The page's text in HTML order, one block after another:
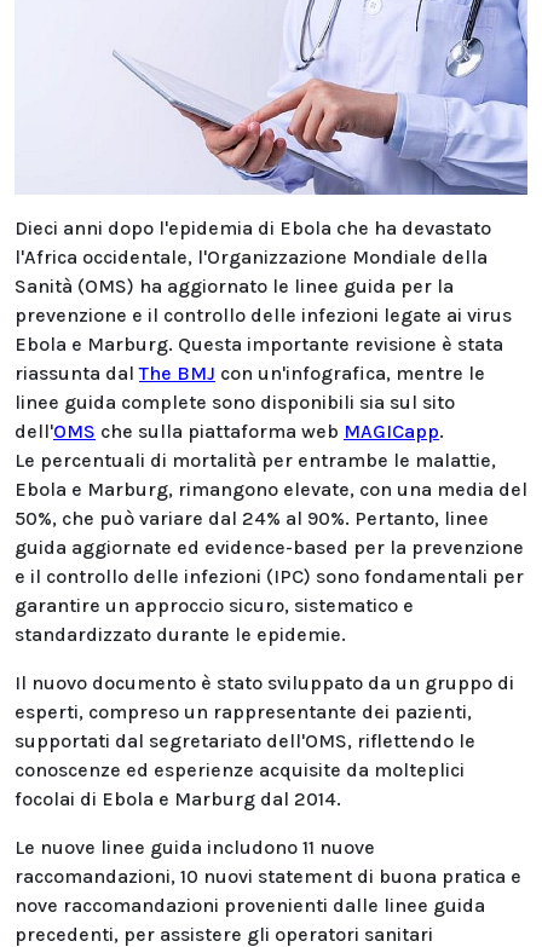
Dieci anni dopo l'epidemia di Ebola che ha devastato
l'Africa occidentale, l'Organizzazione Mondiale della
Sanità (OMS) ha aggiornato le linee guida per la
prevenzione e il controllo delle infezioni legate ai virus
Ebola e Marburg. Questa importante revisione è stata
riassunta dalThe BMJ con un'infografica, mentre le
linee guida complete sono disponibili sia sul sito
dell'OMS che sulla piattaforma web MAGICapp.
Le percentuali di mortalità per entrambe le malattie,
Ebola e Marburg, rimangono elevate, con una media del
50%, che può variare dal 24% al 90%. Pertanto, linee
guida aggiornate ed evidence-based per la prevenzione
e il controllo delle infezioni (IPC) sono fondamentali per
garantire un approccio sicuro, sistematico e
standardizzato durante le epidemie.
Il nuovo documento è stato sviluppato da un gruppo di
esperti, compreso un rappresentante dei pazienti,
supportati dal segretariato dell'OMS, riflettendo le
conoscenze ed esperienze acquisite da molteplici
focolai di Ebola e Marburg dal 2014.
Le nuove linee guida includono 11 nuove
raccomandazioni, 10 nuovi statement di buona pratica e
nove raccomandazioni provenienti dalle linee guida
precedenti, per assistere gli operatori sanitari